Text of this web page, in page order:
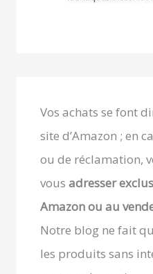
Vos achats se font
site d’Amazon ; en
ou de réclamation,
vous adresser
Amazon ou au
Notre blog ne fait
les produits sans